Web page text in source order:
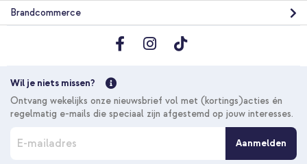
Brandcommerce
Wil je niets missen?
Ontvang wekelijks onze nieuwsbrief vol met (kortings)acties én
regelmatig e-mails die speciaal zijn afgestemd op jouw interesses.
Aanmelden